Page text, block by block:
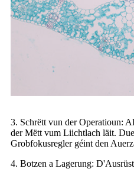
3. Schrëtt vun der Operatioun:
der Mëtt vum Liichtlach läit.
Grobfokusregler géint den
4. Botzen a Lagerung: